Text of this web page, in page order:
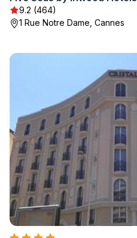
9.2 (464)
1 Rue Notre Dame, Cannes